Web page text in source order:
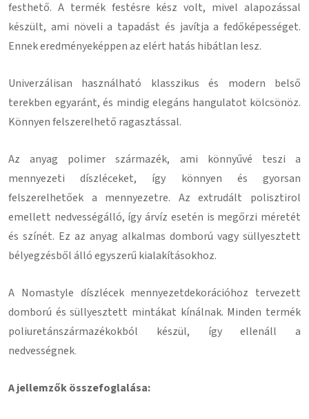
festhető. A termék festésre kész volt, mivel alapozással
készült, ami növeli a tapadást és javítja a fedőképességet.
Ennek eredményeképpen az elért hatás hibátlan lesz.
Univerzálisan használható klasszikus és modern belső
terekben egyaránt, és mindig elegáns hangulatot kölcsönöz.
Könnyen felszerelhető ragasztással.
Az anyag polimer származék, ami könnyűvé teszi a
mennyezeti díszléceket, így könnyen és gyorsan
felszerelhetőek a mennyezetre. Az extrudált polisztirol
emellett nedvességálló, így árvíz esetén is megőrzi méretét
és színét. Ez az anyag alkalmas domború vagy süllyesztett
bélyegzésből álló egyszerű kialakításokhoz.
A Nomastyle díszlécek mennyezetdekorációhoz tervezett
domború és süllyesztett mintákat kínálnak. Minden termék
poliuretánszármazékokból készül, így ellenáll a
nedvességnek.
A jellemzők összefoglalása: